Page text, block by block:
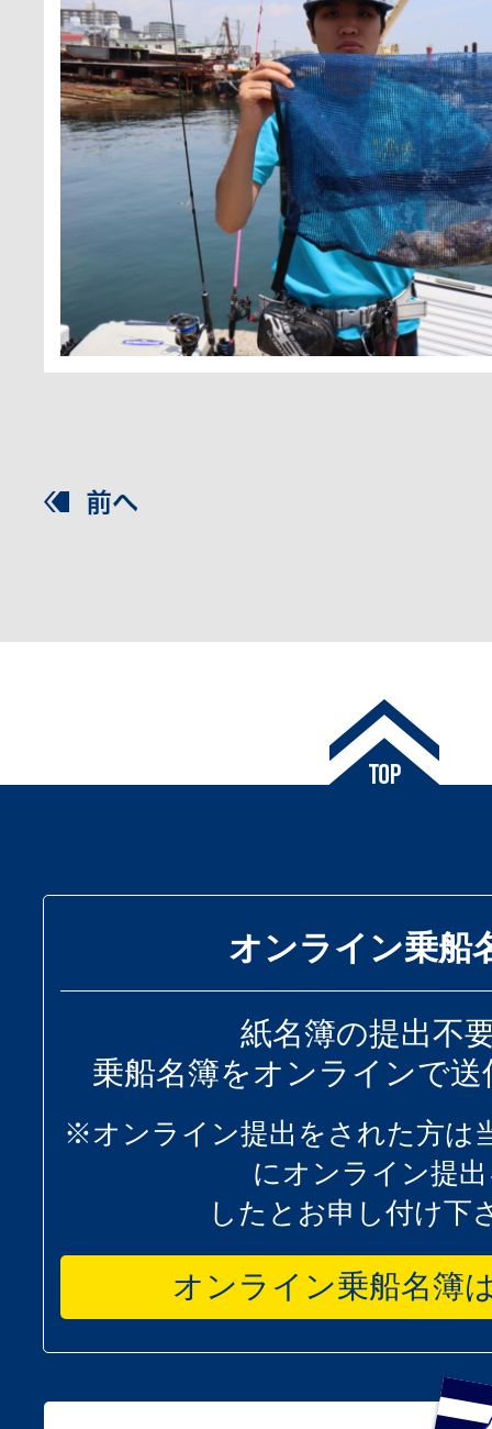
オンライン乗船
紙名簿の提出不
乗船名簿をオンラインで
※オンライン提出をされた方は
にオンライン提
したとお申し付け下
オンライン乗船名簿